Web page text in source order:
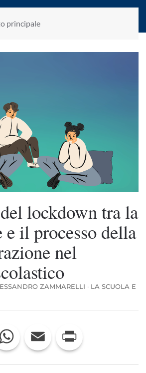
principale
da Romano Luperini
lockdown tra la
e il processo della
nel
ZAMMARELLI · LA SCUOLA E
WhatsApp Email